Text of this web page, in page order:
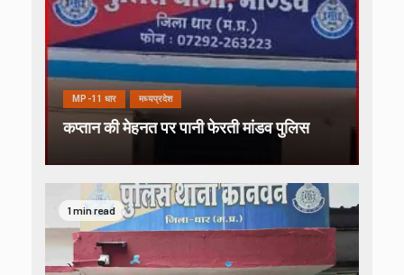
MP-11 धार मध्यप्रदेश
कप्तान की मेहनत पर पानी फेरती मांडव पुलिस
1 min read